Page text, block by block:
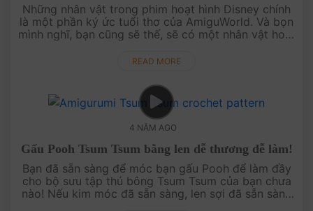
Những nhân vật trong phim hoạt hình Disney chính
là một phần ký ức tuổi thơ của AmiguWorld. Và bọn
mình nghĩ, bạn cũng sẽ thế, sẽ có một nhân vật hoạt
READ MORE
4 NĂM AGO
Gấu Pooh Tsum Tsum bằng len dễ thương dễ làm!
Bạn đã sẵn sàng để móc bạn gấu Pooh để làm đầy
cho bộ sưu tập thú bông Tsum Tsum của bạn chưa
nào! Nếu kim móc đã sẵn sàng, len sợi đã sẵn sàng